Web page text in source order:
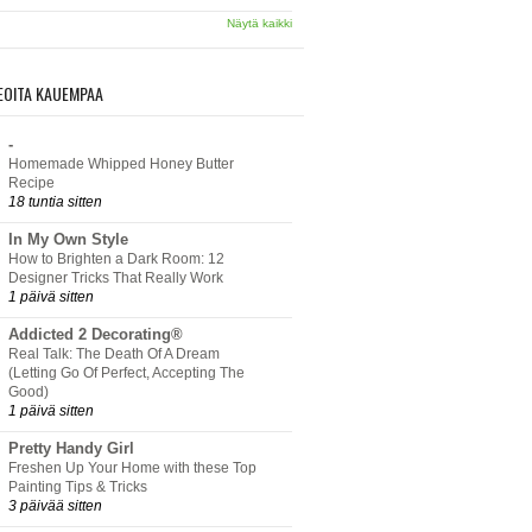
Näytä kaikki
KAUEMPAA
-
Homemade Whipped Honey Butter
Recipe
18 tuntia sitten
In My Own Style
How to Brighten a Dark Room: 12
Designer Tricks That Really Work
1 päivä sitten
Addicted 2 Decorating®
Real Talk: The Death Of A Dream
(Letting Go Of Perfect, Accepting The
Good)
1 päivä sitten
Pretty Handy Girl
Freshen Up Your Home with these Top
Painting Tips & Tricks
3 päivää sitten